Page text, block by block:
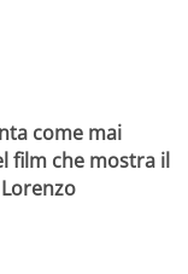
come mai
film che mostra il